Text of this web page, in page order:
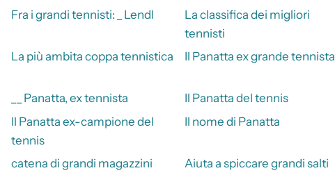
Fra i grandi tennisti: _ Lendl
La classifica dei migliori
tennisti
La più ambita coppa tennistica
Il Panatta ex grande tennista
__ Panatta, ex tennista
Il Panatta del tennis
Il Panatta ex-campione del
tennis
Il nome di Panatta
catena di grandi magazzini
Aiuta a spiccare grandi salti